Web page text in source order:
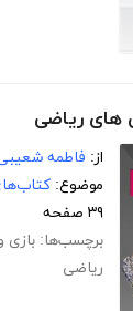
های ریاضی
از: فاطمه
موضوع:
۳۹ صفحه
برچسب‌ها: بازی
ریاضی